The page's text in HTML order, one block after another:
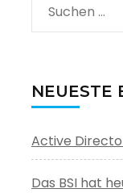
Suchen
nach:
NEUESTE
Active
Das BSI hat